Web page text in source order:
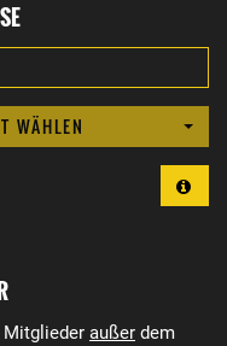
WÄHLEN
Mitglieder außer dem